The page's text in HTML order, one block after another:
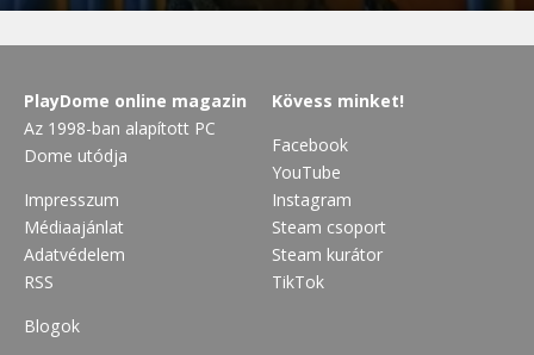
PlayDome online magazin
Az 1998-ban alapított PC
Dome utódja
Impresszum
Médiaajánlat
Adatvédelem
RSS
Blogok
Kövess minket!
Facebook
YouTube
Instagram
Steam csoport
Steam kurátor
TikTok